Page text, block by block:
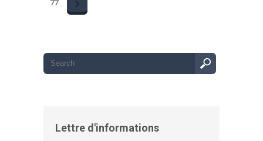
77
Lettre d'informations